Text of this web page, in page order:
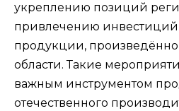
укреплению позиций
привлечению инвестиций
продукции,
области. Такие
важным инструментом
отечественного